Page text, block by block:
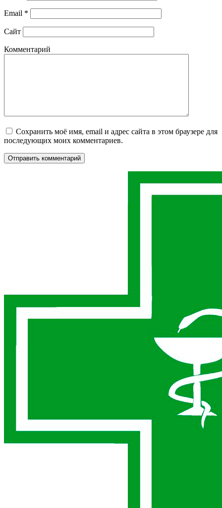
Email *
Сайт
Комментарий
Сохранить моё имя, email и адрес сайта в этом браузере для
последующих моих комментариев.